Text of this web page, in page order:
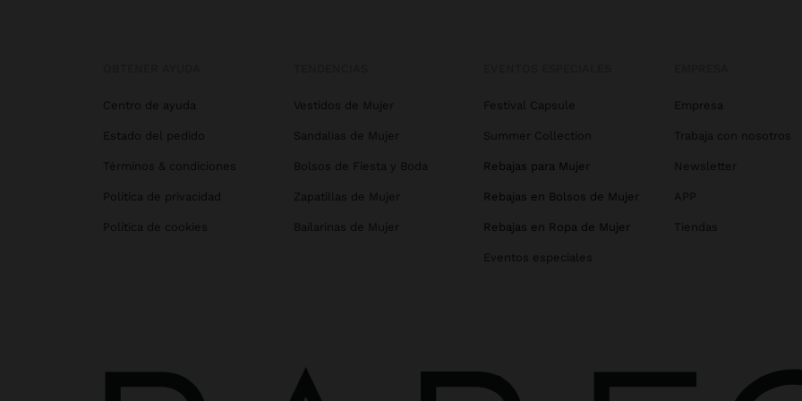
Centro de ayuda
Estado del pedido
Términos & condiciones
Política de privacidad
Política de cookies
Vestidos de Mujer
Sandalias de Mujer
Bolsos de Fiesta y Boda
Zapatillas de Mujer
Bailarinas de Mujer
Festival Capsule
Summer Collection
Rebajas para Mujer
Rebajas en Bolsos de Mujer
Rebajas en Ropa de Mujer
Eventos especiales
Empresa
Trabaja con nosotros
Newsletter
APP
Tiendas